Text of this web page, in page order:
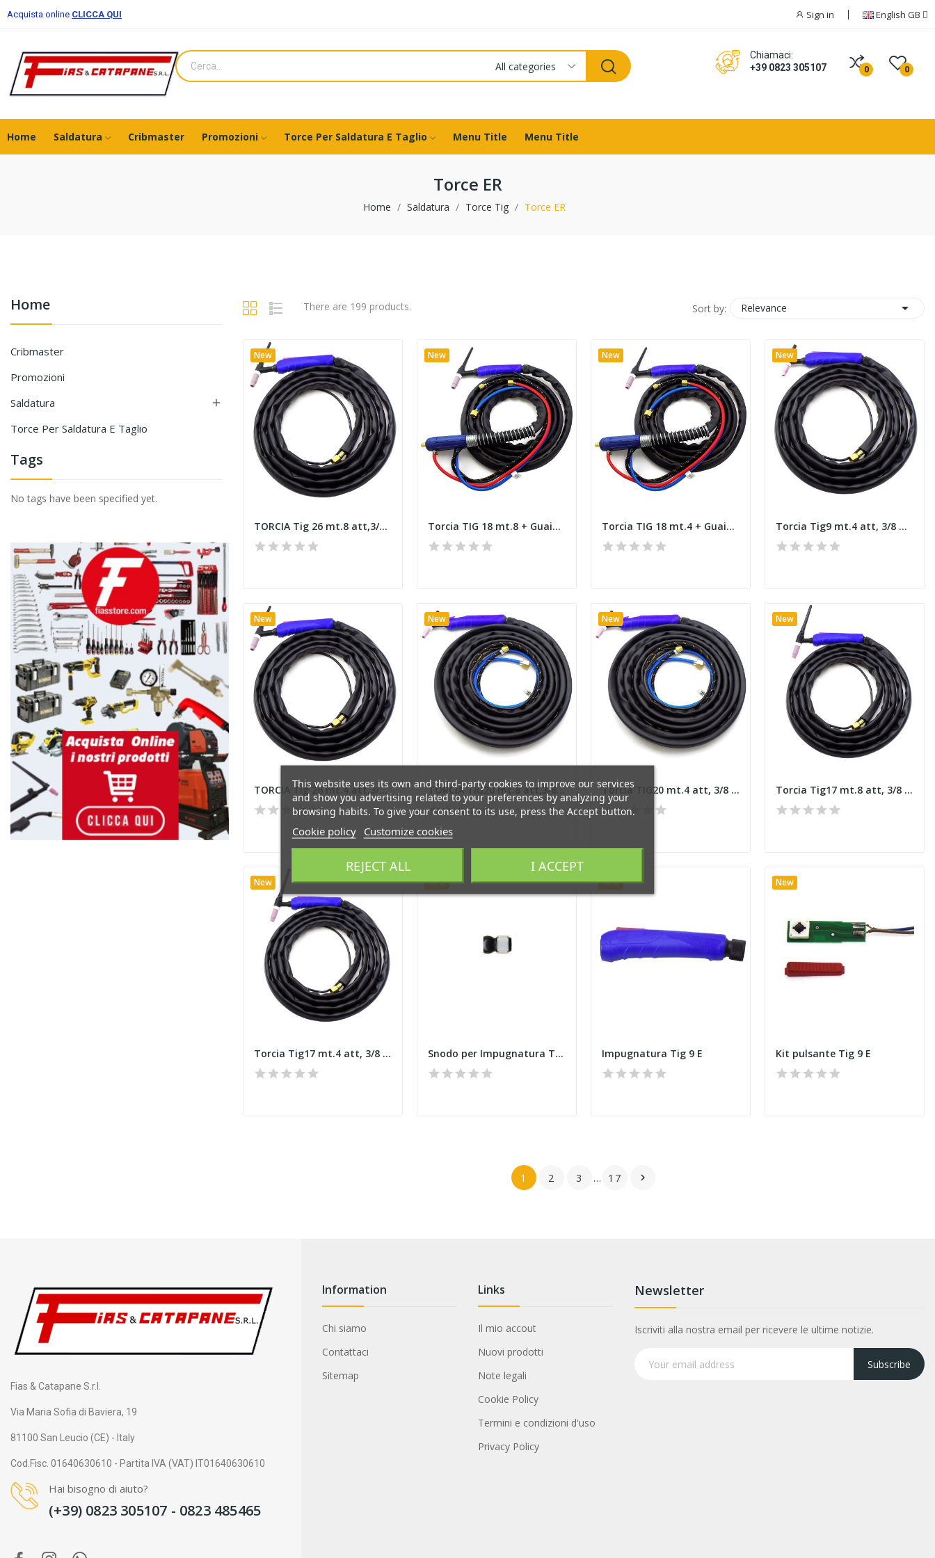
Acquista online CLICCA QUI Sign in English GB
All categories
Chiamaci:
+39 0823 305107
0 0
Home Saldatura Cribmaster Promozioni Torce Per Saldatura E Taglio Menu Title Menu Title
Torce ER
Home Saldatura Torce Tig Torce ER
Home
Cribmaster
Promozioni
Saldatura

Torce Per Saldatura E Taglio
Tags
No tags have been specified yet.
There are 199 products. Sort by: Relevance 
New
TORCIA Tig 26 mt.8 att,3/8 Tig 26 E
New
Torcia TIG 18 mt.8 + Guaina T,+ micro, Attacco...
New
Torcia TIG 18 mt.4 + Guaina T,+ micro, Attacco...
New
Torcia Tig9 mt.4 att, 3/8 Tig 9 E
New
TORCIA Tig 26 mt.4 att,3/8 Tig 26 E
New
TORCIA TIG20 mt.8 att,3/8 Tig 20 E
New
Torcia TIG20 mt.4 att, 3/8 Tig 20 E
New
Torcia Tig17 mt.8 att, 3/8 Tig 17 E
New
Torcia Tig17 mt.4 att, 3/8 Tig 17 E
New
Snodo per Impugnatura Tig 9 E
New
Impugnatura Tig 9 E
New
Kit pulsante Tig 9 E
1 2 3 … 17 
Fias & Catapane S.r.l.
Via Maria Sofia di Baviera, 19
81100 San Leucio (CE) - Italy
Cod.Fisc. 01640630610 - Partita IVA (VAT) IT01640630610
Hai bisogno di aiuto?
(+39) 0823 305107 - 0823 485465
Information
Chi siamo
Contattaci
Sitemap
Links
Il mio accout
Nuovi prodotti
Note legali
Cookie Policy
Termini e condizioni d'uso
Privacy Policy
Newsletter
Iscriviti alla nostra email per ricevere le ultime notizie.
Subscribe
This website uses its own and third-party cookies to improve our services
and show you advertising related to your preferences by analyzing your
browsing habits. To give your consent to its use, press the Accept button.
Cookie policy Customize cookies
REJECT ALL I ACCEPT